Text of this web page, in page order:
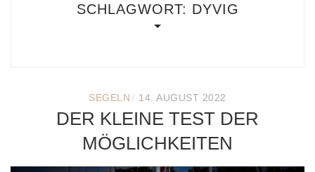
SCHLAGWORT: DYVIG
SEGELN / 14. AUGUST 2022
DER KLEINE TEST DER
MÖGLICHKEITEN